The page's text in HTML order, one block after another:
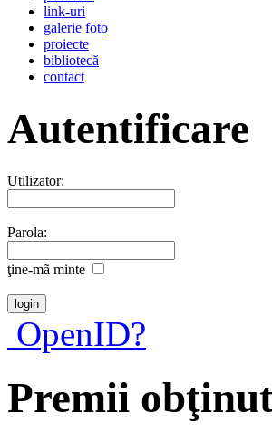
link-uri
galerie foto
proiecte
bibliotecă
contact
Autentificare
Utilizator:
Parola:
ţine-mã minte
OpenID?
Premii